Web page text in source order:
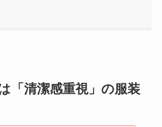
「清潔感重視」の服装